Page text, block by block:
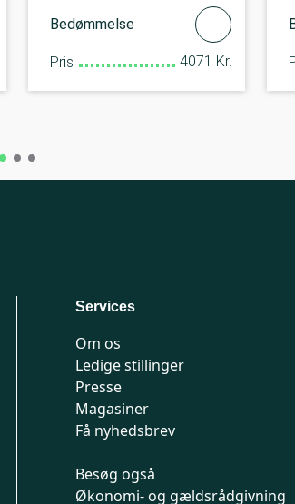
Bedømmelse
Pris 4071 Kr.
Services
Om os
Ledige stillinger
Presse
Magasiner
Få nyhedsbrev
Besøg også
Økonomi- og gældsrådgivning